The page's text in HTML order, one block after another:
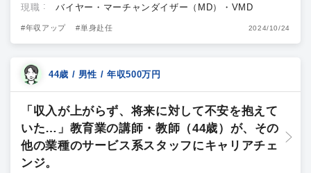
現職
バイヤー・マーチャンダイザー（MD）・VMD
#年収アップ #単身赴任 2024/10/24
44歳 / 男性 / 年収500万円
「収入が上がらず、将来に対して不安を抱えて
いた…」教育業の講師・教師（44歳）が、その
他の業種のサービス系スタッフにキャリアチェ
ンジ。